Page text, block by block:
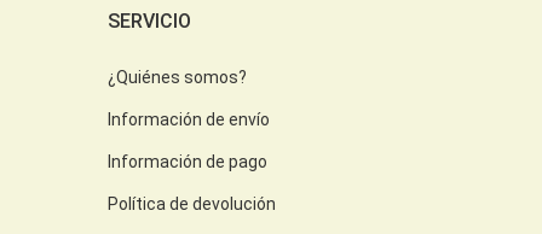
SERVICIO
¿Quiénes somos?
Información de envío
Información de pago
Política de devolución